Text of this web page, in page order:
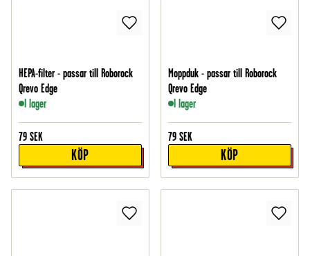
HEPA-filter - passar till Roborock
Qrevo Edge
I lager
79 SEK
KÖP
Moppduk - passar till Roborock
Qrevo Edge
I lager
79 SEK
KÖP